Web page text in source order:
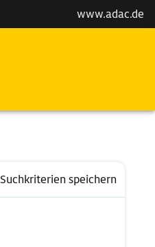
www.adac.de
Suchkriterien speichern